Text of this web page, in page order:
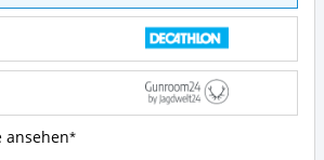
ansehen